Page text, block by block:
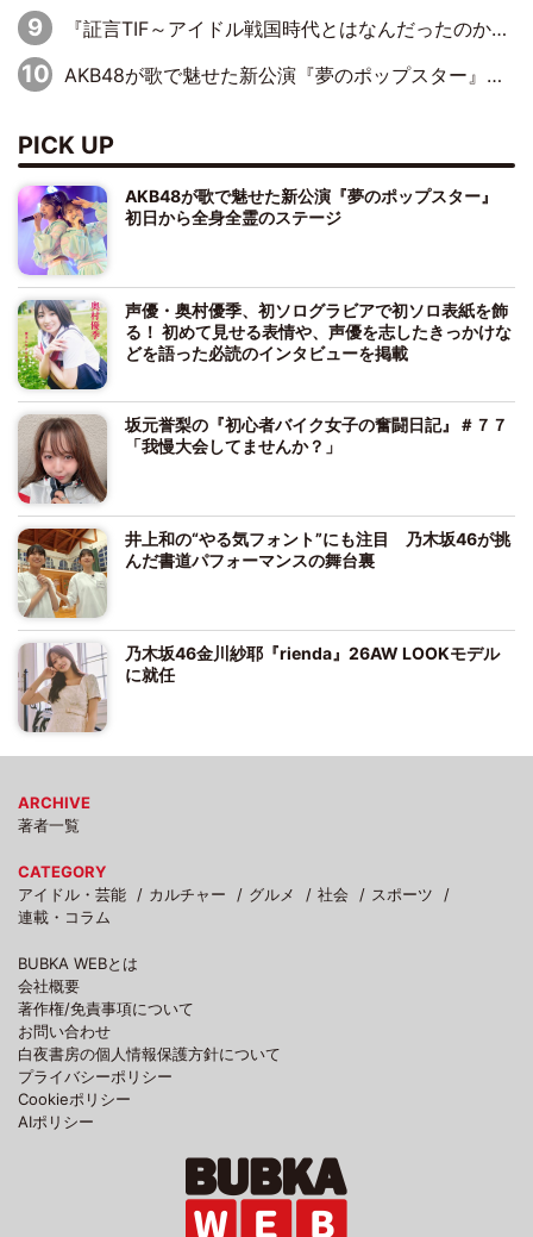
『証言TIF～アイドル戦国時代とはなんだったのか～』第10回：さくら学院・武藤彩未×飯田らうら「正直、中3で辞めるというのを信じてなくて。そう言われてはいたけど、嘘でしょって」
AKB48が歌で魅せた新公演『夢のポップスター』 初日から全身全霊のステージ
PICK UP
AKB48が歌で魅せた新公演『夢のポップスター』
初日から全身全霊のステージ
声優・奥村優季、初ソログラビアで初ソロ表紙を飾
る！ 初めて見せる表情や、声優を志したきっかけな
どを語った必読のインタビューを掲載
坂元誉梨の『初心者バイク女子の奮闘日記』＃７７
「我慢大会してませんか？」
井上和の“やる気フォント”にも注目 乃木坂46が挑
んだ書道パフォーマンスの舞台裏
乃木坂46金川紗耶『rienda』26AW LOOKモデル
に就任
ARCHIVE
著者一覧
CATEGORY
アイドル・芸能
カルチャー グルメ 社会
スポーツ
連載・コラム
BUBKA WEBとは
会社概要
著作権/免責事項について
お問い合わせ
白夜書房の個人情報保護方針について
プライバシーポリシー
Cookieポリシー
AIポリシー